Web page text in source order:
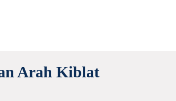
Arah Kiblat